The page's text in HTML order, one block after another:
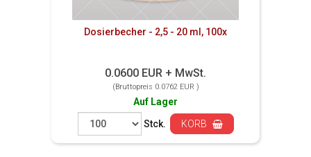
Dosierbecher - 2,5 - 20 ml, 100x
0.0600 EUR + MwSt.
(Bruttopreis 0.0762 EUR )
Auf Lager
Stck.
KORB